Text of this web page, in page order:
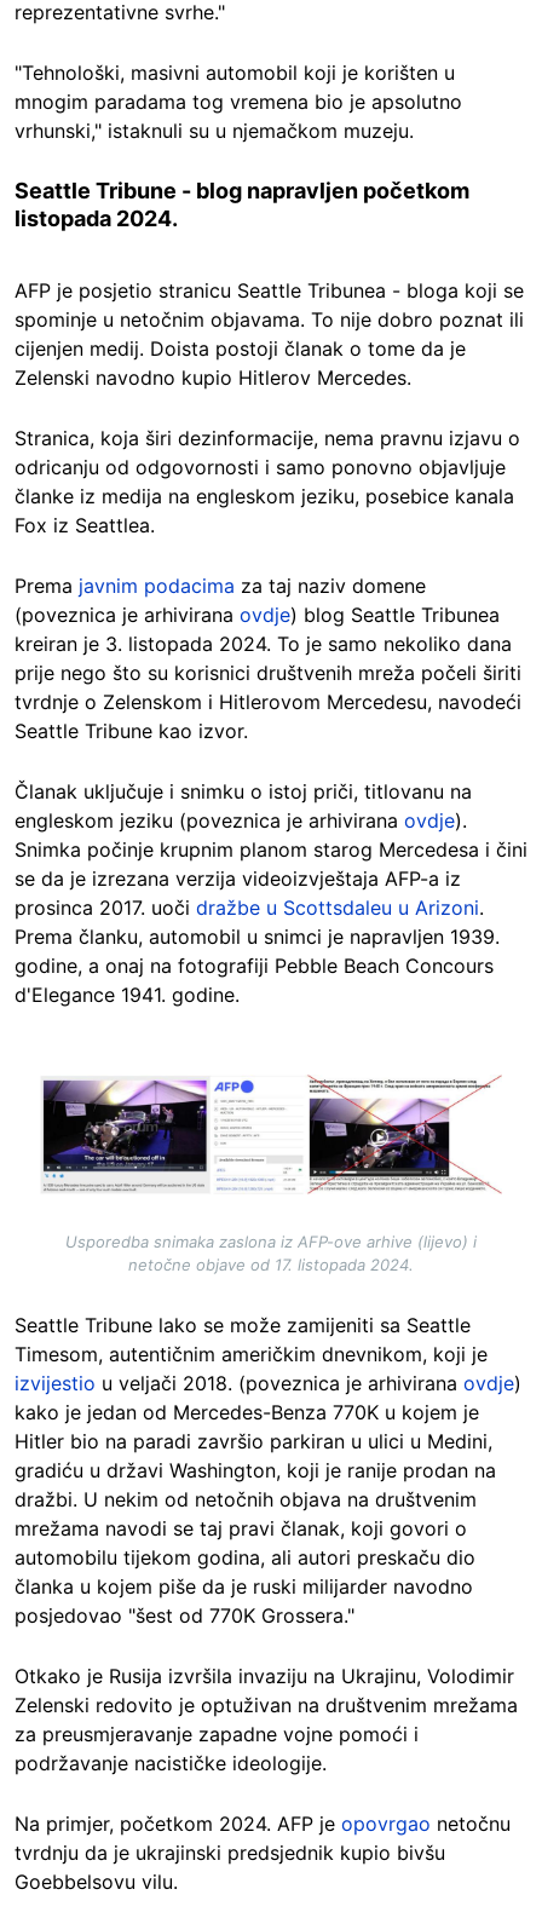
reprezentativne svrhe."
"Tehnološki, masivni automobil koji je korišten u
mnogim paradama tog vremena bio je apsolutno
vrhunski," istaknuli su u njemačkom muzeju.
Seattle Tribune - blog napravljen početkom
listopada 2024.
AFP je posjetio stranicu Seattle Tribunea - bloga koji se
spominje u netočnim objavama. To nije dobro poznat ili
cijenjen medij. Doista postoji članak o tome da je
Zelenski navodno kupio Hitlerov Mercedes.
Stranica, koja širi dezinformacije, nema pravnu izjavu o
odricanju od odgovornosti i samo ponovno objavljuje
članke iz medija na engleskom jeziku, posebice kanala
Fox iz Seattlea.
Prema javnim podacima za taj naziv domene
(poveznica je arhivirana ovdje) blog Seattle Tribunea
kreiran je 3. listopada 2024. To je samo nekoliko dana
prije nego što su korisnici društvenih mreža počeli širiti
tvrdnje o Zelenskom i Hitlerovom Mercedesu, navodeći
Seattle Tribune kao izvor.
Članak uključuje i snimku o istoj priči, titlovanu na
engleskom jeziku (poveznica je arhivirana ovdje).
Snimka počinje krupnim planom starog Mercedesa i čini
se da je izrezana verzija videoizvještaja AFP-a iz
prosinca 2017. uoči dražbe u Scottsdaleu u Arizoni.
Prema članku, automobil u snimci je napravljen 1939.
godine, a onaj na fotografiji Pebble Beach Concours
d'Elegance 1941. godine.
Image
Usporedba snimaka zaslona iz AFP-ove arhive (lijevo) i
netočne objave od 17. listopada 2024.
Seattle Tribune lako se može zamijeniti sa Seattle
Timesom, autentičnim američkim dnevnikom, koji je
izvijestio u veljači 2018. (poveznica je arhivirana ovdje)
kako je jedan od Mercedes-Benza 770K u kojem je
Hitler bio na paradi završio parkiran u ulici u Medini,
gradiću u državi Washington, koji je ranije prodan na
dražbi. U nekim od netočnih objava na društvenim
mrežama navodi se taj pravi članak, koji govori o
automobilu tijekom godina, ali autori preskaču dio
članka u kojem piše da je ruski milijarder navodno
posjedovao "šest od 770K Grossera."
Otkako je Rusija izvršila invaziju na Ukrajinu, Volodimir
Zelenski redovito je optuživan na društvenim mrežama
za preusmjeravanje zapadne vojne pomoći i
podržavanje nacističke ideologije.
Na primjer, početkom 2024. AFP je opovrgao netočnu
tvrdnju da je ukrajinski predsjednik kupio bivšu
Goebbelsovu vilu.